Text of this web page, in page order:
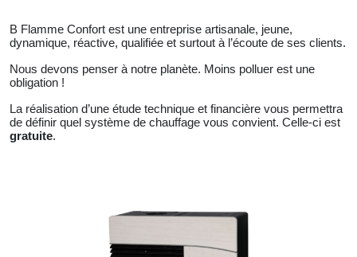
B Flamme Confort est une entreprise artisanale, jeune,
dynamique, réactive, qualifiée et surtout à l’écoute de ses clients.
Nous devons penser à notre planète. Moins polluer est une
obligation !
La réalisation d’une étude technique et financière vous permettra
de définir quel système de chauffage vous convient. Celle-ci est
gratuite.